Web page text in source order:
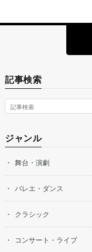
記事検索
ジャンル
舞台・演劇
バレエ・ダンス
クラシック
コンサート・ライブ